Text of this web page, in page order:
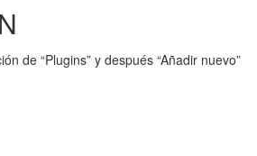
de “Plugins” y después “Añadir nuevo”